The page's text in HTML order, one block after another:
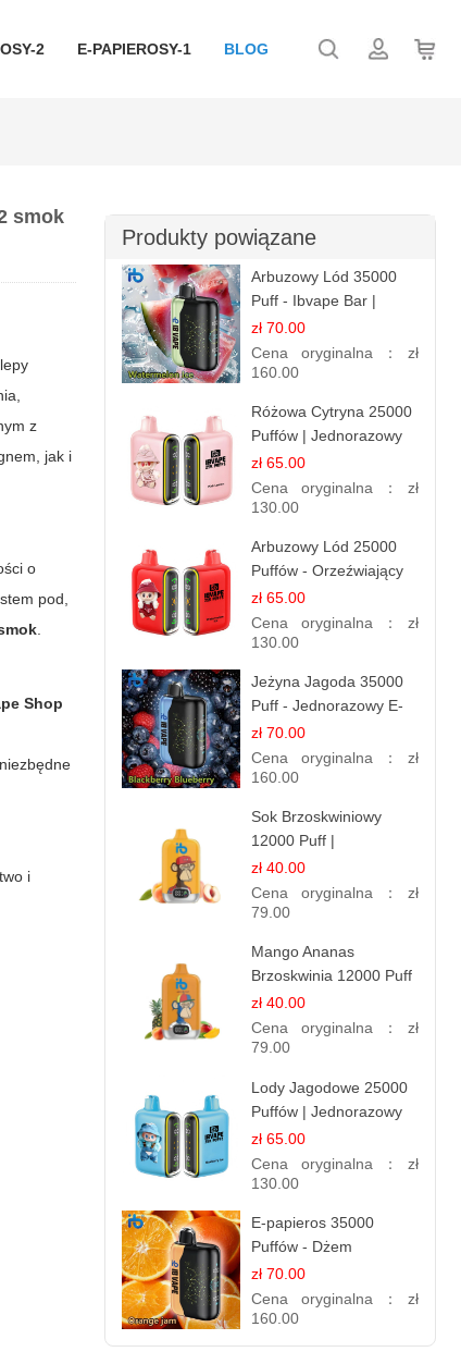
2 E-PAPIEROSY-1 BLOG
smok
z
jak i
o
pod,
Shop
i
Produkty powiązane
Arbuzowy Lód 35000
Puff - Ibvape Bar |
Orzeźwiający E-
papieros Jednorazowy
zł 70.00
Cena oryginalna： zł
160.00
Różowa Cytryna 25000
Puffów | Jednorazowy
E-papieros
zł 65.00
Cena oryginalna： zł
130.00
Arbuzowy Lód 25000
Puffów - Orzeźwiający
E-papieros
Jednorazowy
zł 65.00
Cena oryginalna： zł
130.00
Jeżyna Jagoda 35000
Puff - Jednorazowy E-
papieros | Smak
Leśnych Owoców
zł 70.00
Cena oryginalna： zł
160.00
Sok Brzoskwiniowy
12000 Puff |
Jednorazowy E-
papieros | Owocowy
Smak
zł 40.00
Cena oryginalna： zł
79.00
Mango Ananas
Brzoskwinia 12000 Puff
| Jednorazowy E-
papieros | Tropikalny
Smak
zł 40.00
Cena oryginalna： zł
79.00
Lody Jagodowe 25000
Puffów | Jednorazowy
E-papieros | Deserowy
Smak
zł 65.00
Cena oryginalna： zł
130.00
E-papieros 35000
Puffów - Dżem
Pomarańczowy |
Aromatyczny i
Długotrwały
zł 70.00
Cena oryginalna： zł
160.00